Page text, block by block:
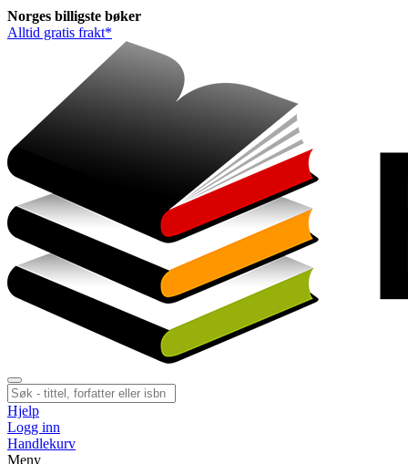
Norges billigste bøker
Alltid gratis frakt*
Hjelp
Logg inn
Handlekurv
Meny